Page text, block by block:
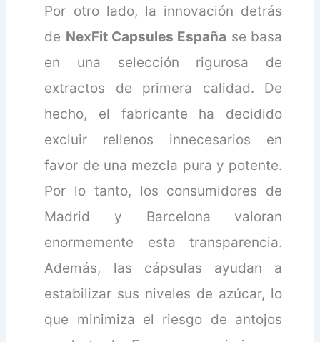
Por otro lado, la innovación detrás
de NexFit Capsules España se basa
en una selección rigurosa de
extractos de primera calidad. De
hecho, el fabricante ha decidido
excluir rellenos innecesarios en
favor de una mezcla pura y potente.
Por lo tanto, los consumidores de
Madrid y Barcelona valoran
enormemente esta transparencia.
Además, las cápsulas ayudan a
estabilizar sus niveles de azúcar, lo
que minimiza el riesgo de antojos